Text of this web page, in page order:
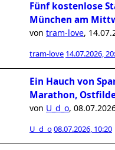
Fünf kostenlose
München am
von tram-love,
tram-love 14.07.2026,
Ein Hauch von
Marathon,
von U_d_o,
U_d_o08.07.2026, 10:20